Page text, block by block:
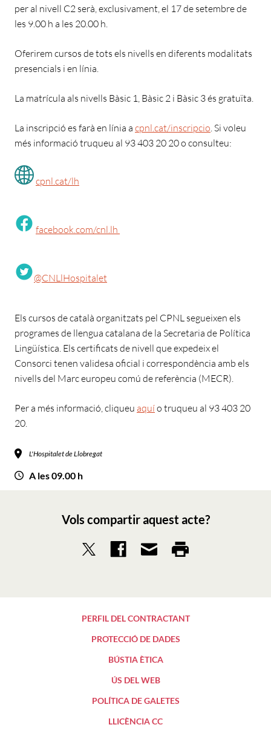
per al nivell C2 serà, exclusivament, el 17 de setembre de
les 9.00 h a les 20.00 h.
Oferirem cursos de tots els nivells en diferents modalitats
presencials i en línia.
La matrícula als nivells Bàsic 1, Bàsic 2 i Bàsic 3 és gratuïta.
La inscripció es farà en línia a cpnl.cat/inscripcio. Si voleu
més informació truqueu al 93 403 20 20 o consulteu:
cpnl.cat/lh
facebook.com/cnl.lh
@CNLlHospitalet
Els cursos de català organitzats pel CPNL segueixen els
programes de llengua catalana de la Secretaria de Política
Lingüística. Els certificats de nivell que expedeix el
Consorci tenen validesa oficial i correspondència amb els
nivells del Marc europeu comú de referència (MECR).
Per a més informació, cliqueu aquío truqueu al 93 403 20
20.
L'Hospitalet de Llobregat
A les 09.00 h
Vols compartir aquest acte?
PERFIL DEL CONTRACTANT
PROTECCIÓ DE DADES
BÚSTIA ÈTICA
ÚS DEL WEB
POLÍTICA DE GALETES
LLICÈNCIA CC